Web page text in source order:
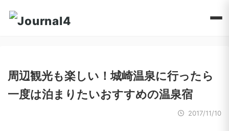
周辺観光も楽しい！城崎温泉に行ったら
一度は泊まりたいおすすめの温泉宿
2017/11/10